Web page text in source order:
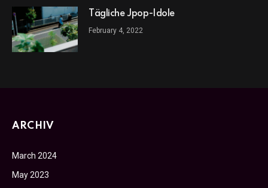
Tägliche Jpop-Idole
February 4, 2022
ARCHIV
March 2024
May 2023